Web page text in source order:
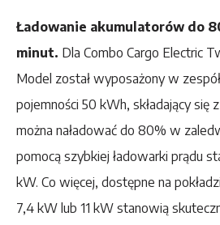
Ładowanie akumulatorów do
minut. Dla Combo Cargo Electric
Model został wyposażony w
pojemności 50 kWh, składający się
można naładować do 80% w
pomocą szybkiej ładowarki prądu
kW. Co więcej, dostępne na
7,4 kW lub 11 kW stanowią